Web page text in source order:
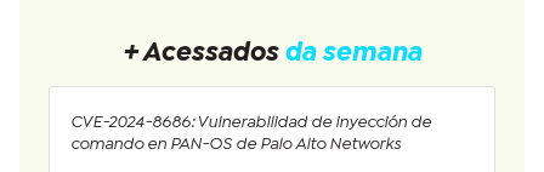
+ Acessados da semana
CVE-2024-8686: Vulnerabilidad de inyección de
comando en PAN-OS de Palo Alto Networks